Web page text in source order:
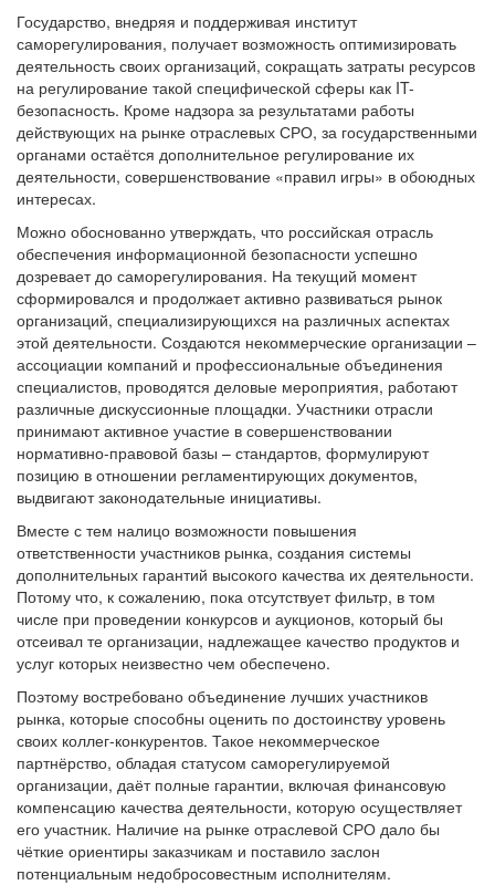
Государство, внедряя и поддерживая институт
саморегулирования, получает возможность оптимизировать
деятельность своих организаций, сокращать затраты ресурсов
на регулирование такой специфической сферы как IT-
безопасность. Кроме надзора за результатами работы
действующих на рынке отраслевых СРО, за государственными
органами остаётся дополнительное регулирование их
деятельности, совершенствование «правил игры» в обоюдных
интересах.
Можно обоснованно утверждать, что российская отрасль
обеспечения информационной безопасности успешно
дозревает до саморегулирования. На текущий момент
сформировался и продолжает активно развиваться рынок
организаций, специализирующихся на различных аспектах
этой деятельности. Создаются некоммерческие организации –
ассоциации компаний и профессиональные объединения
специалистов, проводятся деловые мероприятия, работают
различные дискуссионные площадки. Участники отрасли
принимают активное участие в совершенствовании
нормативно-правовой базы – стандартов, формулируют
позицию в отношении регламентирующих документов,
выдвигают законодательные инициативы.
Вместе с тем налицо возможности повышения
ответственности участников рынка, создания системы
дополнительных гарантий высокого качества их деятельности.
Потому что, к сожалению, пока отсутствует фильтр, в том
числе при проведении конкурсов и аукционов, который бы
отсеивал те организации, надлежащее качество продуктов и
услуг которых неизвестно чем обеспечено.
Поэтому востребовано объединение лучших участников
рынка, которые способны оценить по достоинству уровень
своих коллег-конкурентов. Такое некоммерческое
партнёрство, обладая статусом саморегулируемой
организации, даёт полные гарантии, включая финансовую
компенсацию качества деятельности, которую осуществляет
его участник. Наличие на рынке отраслевой СРО дало бы
чёткие ориентиры заказчикам и поставило заслон
потенциальным недобросовестным исполнителям.